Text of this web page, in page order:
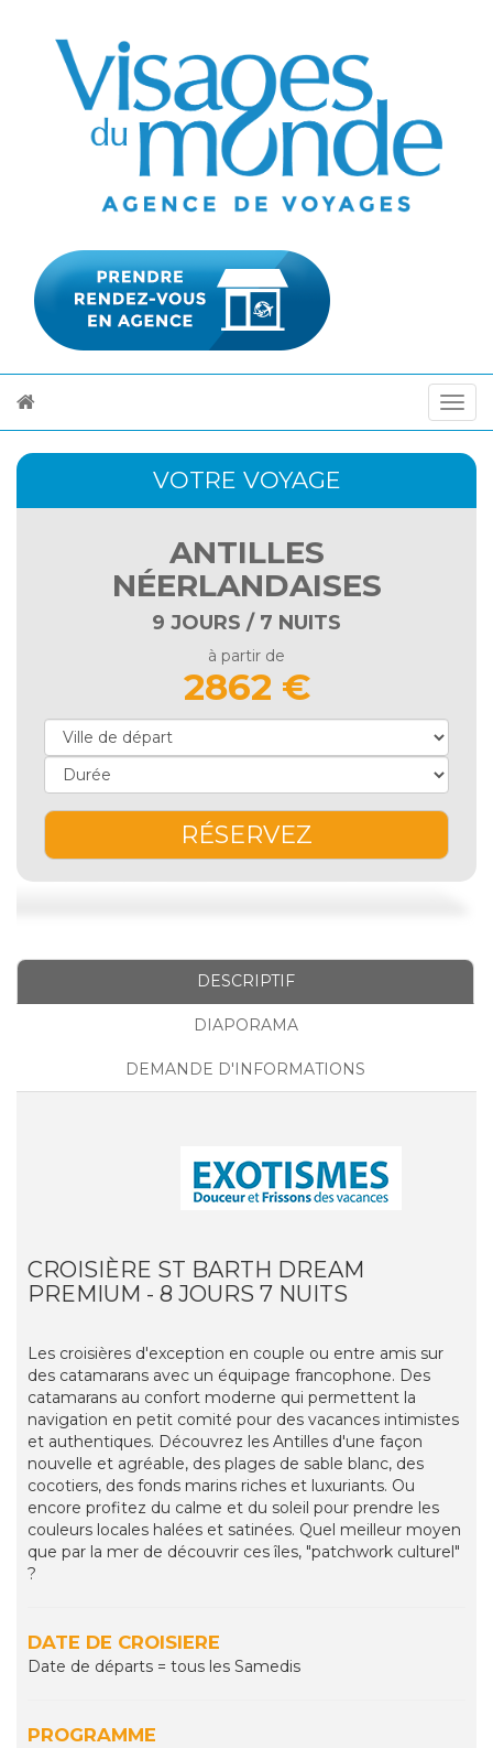
VOTRE VOYAGE
ANTILLES
NÉERLANDAISES
9 JOURS / 7 NUITS
à partir de
2862 €
RÉSERVEZ
DESCRIPTIF
DIAPORAMA
DEMANDE D'INFORMATIONS
CROISIÈRE ST BARTH DREAM
PREMIUM - 8 JOURS 7 NUITS
Les croisières d'exception en couple ou entre amis sur
des catamarans avec un équipage francophone. Des
catamarans au confort moderne qui permettent la
navigation en petit comité pour des vacances intimistes
et authentiques. Découvrez les Antilles d'une façon
nouvelle et agréable, des plages de sable blanc, des
cocotiers, des fonds marins riches et luxuriants. Ou
encore profitez du calme et du soleil pour prendre les
couleurs locales halées et satinées. Quel meilleur moyen
que par la mer de découvrir ces îles, "patchwork culturel"
?
DATE DE CROISIERE
Date de départs = tous les Samedis
PROGRAMME